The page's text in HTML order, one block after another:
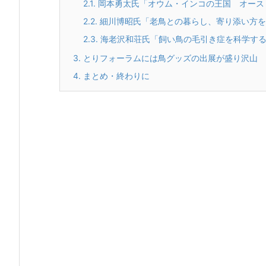
2.1. 岡本勇太氏「オウム・インコの王国 オース
2.2. 細川博昭氏「老鳥との暮らし、寄り添い方を
2.3. 海老沢和荘氏「飼い鳥の毛引き症を科学する
3. とりフォーラムには鳥グッズの出展が盛り沢山
4. まとめ・終わりに